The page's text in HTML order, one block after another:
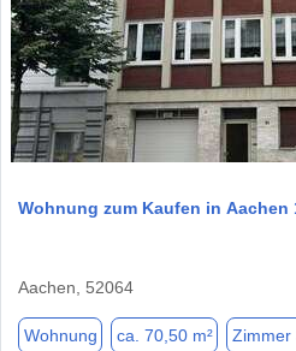
Wohnung zum Kaufen in Aachen
Aachen, 52064
Wohnung ca. 70,50 m² Zimmer